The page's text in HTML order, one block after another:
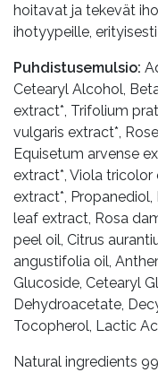
hoitavat ja tekevät
ihotyypeille,
Puhdistusemulsio:
Cetearyl Alcohol,
extract*, Trifolium
vulgaris extract*,
Equisetum arvense
extract*, Viola tricolor
extract*,
leaf extract, Rosa
peel oil, Citrus
angustifolia oil,
Glucoside, Cetearyl
Dehydroacetate,
Tocopherol, Lactic
Natural ingredients